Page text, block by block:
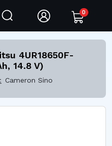
0
4UR18650F-
14.8 V)
Cameron Sino